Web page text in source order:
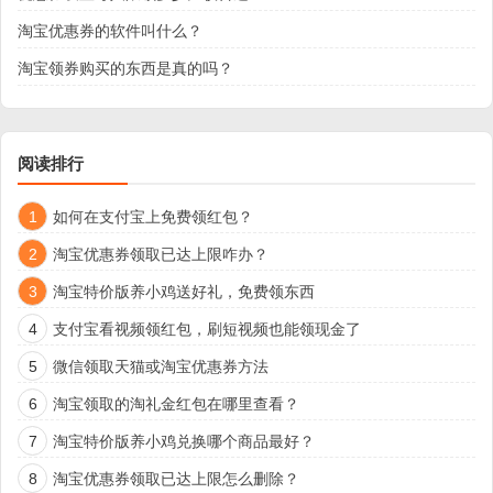
淘宝优惠券的软件叫什么？
淘宝领券购买的东西是真的吗？
阅读排行
1 如何在支付宝上免费领红包？
2 淘宝优惠券领取已达上限咋办？
3 淘宝特价版养小鸡送好礼，免费领东西
4 支付宝看视频领红包，刷短视频也能领现金了
5 微信领取天猫或淘宝优惠券方法
6 淘宝领取的淘礼金红包在哪里查看？
7 淘宝特价版养小鸡兑换哪个商品最好？
8 淘宝优惠券领取已达上限怎么删除？